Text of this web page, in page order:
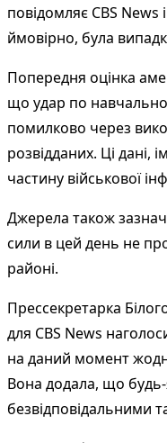
повідомляє CBS News
ймовірно, була
Попередня оцінка
що удар по
помилково через
розвідданих. Ці дані,
частину військової
Джерела також
сили в цей день не
районі.
Прессекретарка
для CBS News
на даний момент
Вона додала, що будь-
безвідповідальними